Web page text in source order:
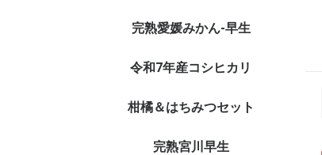
完熟愛媛みかん-早生
令和7年産コシヒカリ
柑橘＆はちみつセット
完熟宮川早生